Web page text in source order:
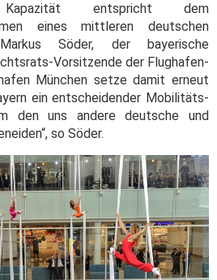
entspricht dem
eines mittleren deutschen
Söder, der bayerische
Vorsitzende der Flughafen-
München setze damit erneut
ein entscheidender Mobilitäts-
den uns andere deutsche und
so Söder.